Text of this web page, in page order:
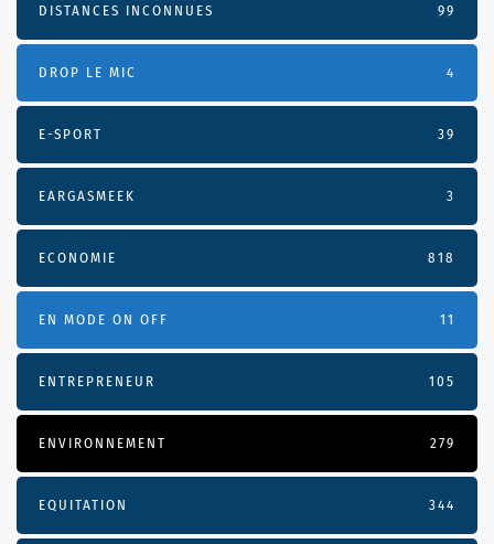
DISTANCES INCONNUES 99
DROP LE MIC 4
E-SPORT 39
EARGASMEEK 3
ECONOMIE 818
EN MODE ON OFF 11
ENTREPRENEUR 105
ENVIRONNEMENT 279
EQUITATION 344